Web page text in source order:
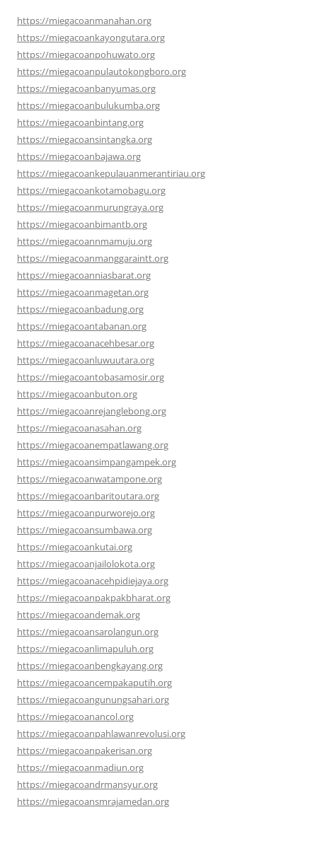
https://miegacoanmanahan.org
https://miegacoankayongutara.org
https://miegacoanpohuwato.org
https://miegacoanpulautokongboro.org
https://miegacoanbanyumas.org
https://miegacoanbulukumba.org
https://miegacoanbintang.org
https://miegacoansintangka.org
https://miegacoanbajawa.org
https://miegacoankepulauanmerantiriau.org
https://miegacoankotamobagu.org
https://miegacoanmurungraya.org
https://miegacoanbimantb.org
https://miegacoannmamuju.org
https://miegacoanmanggaraintt.org
https://miegacoanniasbarat.org
https://miegacoanmagetan.org
https://miegacoanbadung.org
https://miegacoantabanan.org
https://miegacoanacehbesar.org
https://miegacoanluwuutara.org
https://miegacoantobasamosir.org
https://miegacoanbuton.org
https://miegacoanrejanglebong.org
https://miegacoanasahan.org
https://miegacoanempatlawang.org
https://miegacoansimpangampek.org
https://miegacoanwatampone.org
https://miegacoanbaritoutara.org
https://miegacoanpurworejo.org
https://miegacoansumbawa.org
https://miegacoankutai.org
https://miegacoanjailolokota.org
https://miegacoanacehpidiejaya.org
https://miegacoanpakpakbharat.org
https://miegacoandemak.org
https://miegacoansarolangun.org
https://miegacoanlimapuluh.org
https://miegacoanbengkayang.org
https://miegacoancempakaputih.org
https://miegacoangunungsahari.org
https://miegacoanancol.org
https://miegacoanpahlawanrevolusi.org
https://miegacoanpakerisan.org
https://miegacoanmadiun.org
https://miegacoandrmansyur.org
https://miegacoansmrajamedan.org